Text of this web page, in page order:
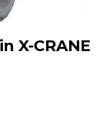
X-CRANE